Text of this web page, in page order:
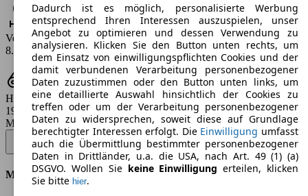
Verbrauch
8.1 - 9.9 l/100km
Hubraum
1968 ccm
Modellbezeichnung:
Amarok 2.0 BiTDI 4MOTION Atacama - 132 KW (180 PS) (2015/01 -
2016/06)▼
Motor & Leistung
Dadurch ist es möglich, personalisierte Werbung
entsprechend Ihren Interessen auszuspielen, unser
Angebot zu optimieren und dessen Verwendung zu
analysieren. Klicken Sie den Button unten rechts, um
dem Einsatz von einwilligungspflichten Cookies und der
damit verbundenen Verarbeitung personenbezogener
Daten zuzustimmen oder den Button unten links, um
eine detaillierte Auswahl hinsichtlich der Cookies zu
treffen oder um der Verarbeitung personenbezogener
Daten zu widersprechen, soweit diese auf Grundlage
berechtigter Interessen erfolgt. Die Einwilligung umfasst
auch die Übermittlung bestimmter personenbezogener
Daten in Drittländer, u.a. die USA, nach Art. 49 (1) (a)
DSGVO. Wollen Sie keine Einwilligung erteilen, klicken
Sie bitte hier.